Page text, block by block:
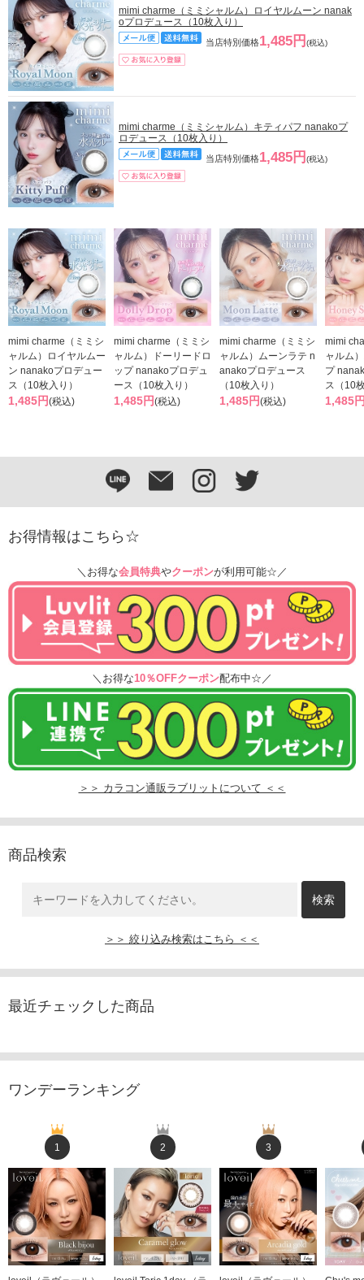
mimi charme（ミミシャルム）ロイヤルムーン nanak
oプロデュース（10枚入り）
当店特別価格1,485円 (税込)
mimi charme（ミミシャルム）キティパフ nanakoプ
ロデュース（10枚入り）
当店特別価格1,485円 (税込)
mimi charme（ミミシ
ャルム）ロイヤルムー
ン nanakoプロデュー
ス（10枚入り）
1,485円(税込)
mimi charme（ミミシ
ャルム）ドーリードロ
ップ nanakoプロデュ
ース（10枚入り）
1,485円(税込)
mimi charme（ミミシ
ャルム）ムーンラテ n
anakoプロデュース
（10枚入り）
1,485円(税込)
mimi
ャルム
プ
ス（10
1,485
お得情報はこちら☆
＼お得な会員特典やクーポンが利用可能☆／
＼お得な10％OFFクーポン配布中☆／
＞＞ カラコン通販ラブリットについて ＜＜
商品検索
＞＞ 絞り込み検索はこちら ＜＜
最近チェックした商品
ワンデーランキング
1 2 3